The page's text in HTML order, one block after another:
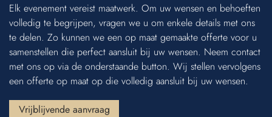
Elk evenement vereist maatwerk. Om uw wensen en behoeften
volledig te begrijpen, vragen we u om enkele details met ons
te delen. Zo kunnen we een op maat gemaakte offerte voor u
samenstellen die perfect aansluit bij uw wensen. Neem contact
met ons op via de onderstaande button. Wij stellen vervolgens
een offerte op maat op die volledig aansluit bij uw wensen.
Vrijblijvende aanvraag